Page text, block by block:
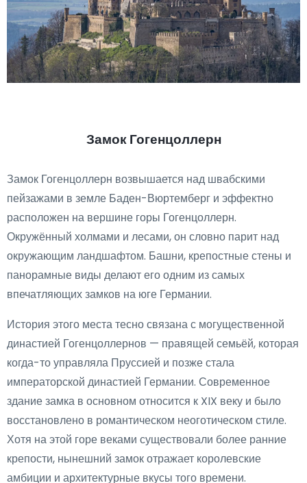
Замок Гогенцоллерн
Замок Гогенцоллерн возвышается над швабскими
пейзажами в земле Баден-Вюртемберг и эффектно
расположен на вершине горы Гогенцоллерн.
Окружённый холмами и лесами, он словно парит над
окружающим ландшафтом. Башни, крепостные стены и
панорамные виды делают его одним из самых
впечатляющих замков на юге Германии.
История этого места тесно связана с могущественной
династией Гогенцоллернов — правящей семьёй, которая
когда-то управляла Пруссией и позже стала
императорской династией Германии. Современное
здание замка в основном относится к XIX веку и было
восстановлено в романтическом неоготическом стиле.
Хотя на этой горе веками существовали более ранние
крепости, нынешний замок отражает королевские
амбиции и архитектурные вкусы того времени.